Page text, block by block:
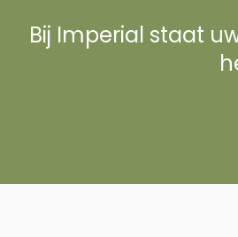
Bij Imperial staat